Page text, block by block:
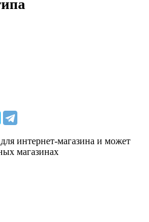
интернет-магазина и может
магазинах